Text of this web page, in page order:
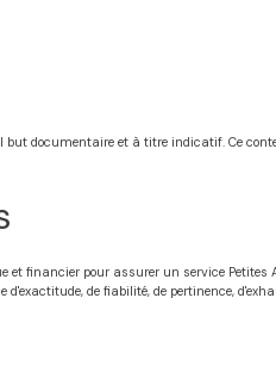
documentaire et à titre indicatif. Ce
financier pour assurer un service
de fiabilité, de pertinence,